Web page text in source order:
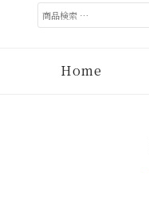
検
索
Home